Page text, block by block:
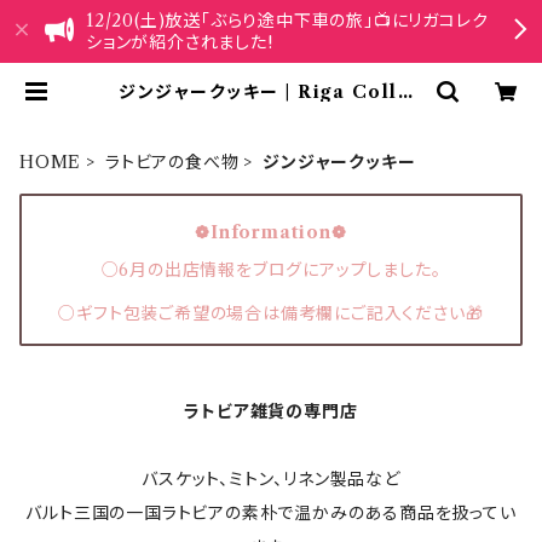
12/20(土)放送「ぶらり途中下車の旅」📺にリガコレク
ションが紹介されました!
ジンジャークッキー | Riga Collec
HOME ラトビアの食べ物 ジンジャークッキー
❁Information❁
○6月の出店情報をブログにアップしました。
○ギフト包装ご希望の場合は備考欄にご記入ください🎁
ラトビア雑貨の専門店
バスケット、ミトン、リネン製品など
バルト三国の一国ラトビアの素朴で温かみのある商品を扱ってい